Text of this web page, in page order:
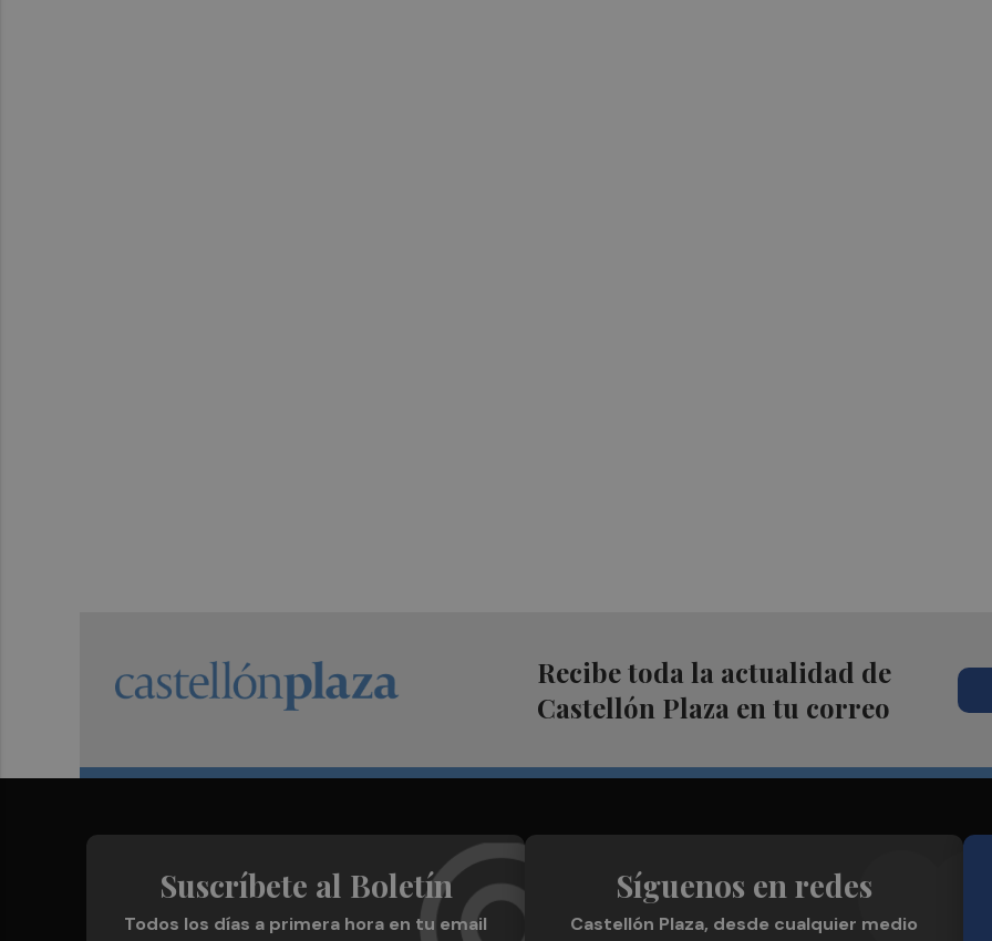
Recibe toda la actualidad de
Castellón Plaza en tu correo
Suscríbete al Boletín
Todos los días a primera hora en tu email
Síguenos en redes
Castellón Plaza, desde cualquier medio